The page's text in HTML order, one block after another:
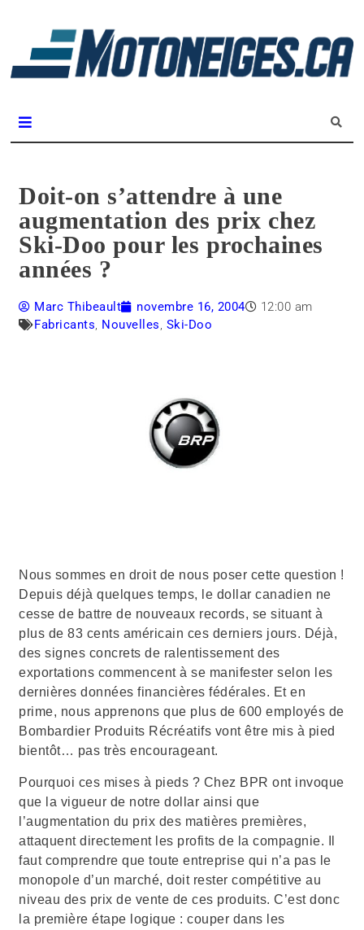
Doit-on s’attendre à une
augmentation des prix chez
Ski-Doo pour les prochaines
années ?
Marc Thibeault novembre 16, 2004
12:00 am
Fabricants, Nouvelles, Ski-Doo
Nous sommes en droit de nous poser cette question !
Depuis déjà quelques temps, le dollar canadien ne
cesse de battre de nouveaux records, se situant à
plus de 83 cents américain ces derniers jours. Déjà,
des signes concrets de ralentissement des
exportations commencent à se manifester selon les
dernières données financières fédérales. Et en
prime, nous apprenons que plus de 600 employés de
Bombardier Produits Récréatifs vont être mis à pied
bientôt… pas très encourageant.
Pourquoi ces mises à pieds ? Chez BPR ont invoque
que la vigueur de notre dollar ainsi que
l’augmentation du prix des matières premières,
attaquent directement les profits de la compagnie. Il
faut comprendre que toute entreprise qui n’a pas le
monopole d’un marché, doit rester compétitive au
niveau des prix de vente de ces produits. C’est donc
la première étape logique : couper dans les